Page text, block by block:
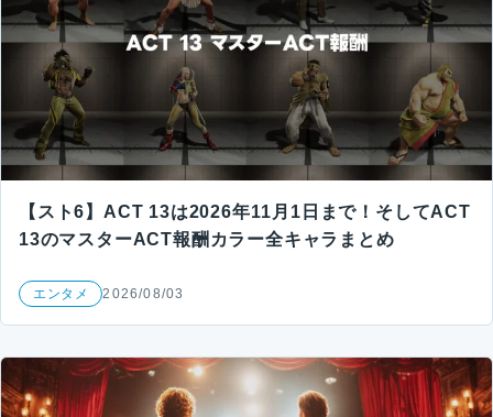
【スト6】ACT 13は2026年11月1日まで！そしてACT
13のマスターACT報酬カラー全キャラまとめ
エンタメ 2026/08/03